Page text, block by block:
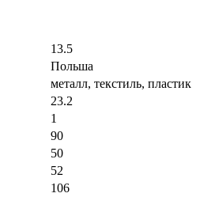
13.5
Польша
металл, текстиль, пластик
23.2
1
90
50
52
106